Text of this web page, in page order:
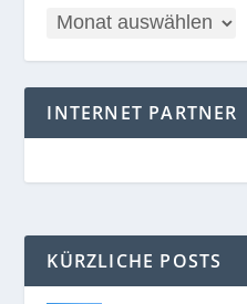
INTERNET PARTNER
KÜRZLICHE POSTS